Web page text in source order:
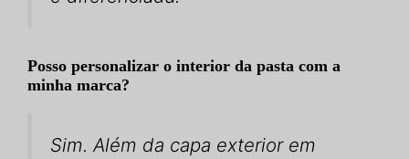
Posso personalizar o interior da pasta com a
minha marca?
Sim. Além da capa exterior em